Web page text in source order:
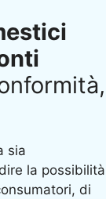
sia
la possibilità
di